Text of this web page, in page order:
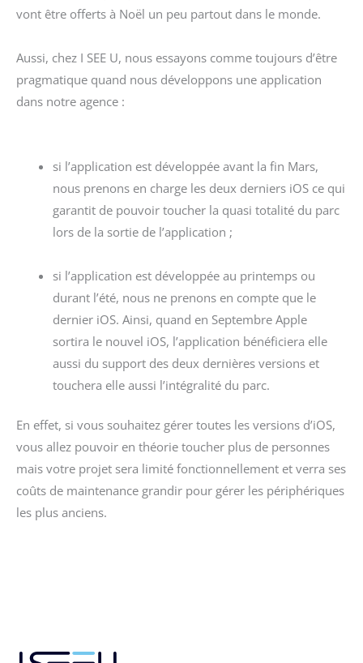
vont être offerts à Noël un peu partout dans le monde.
Aussi, chez I SEE U, nous essayons comme toujours d’être
pragmatique quand nous développons une application
dans notre agence :
si l’application est développée avant la fin Mars,
nous prenons en charge les deux derniers iOS ce qui
garantit de pouvoir toucher la quasi totalité du parc
lors de la sortie de l’application ;
si l’application est développée au printemps ou
durant l’été, nous ne prenons en compte que le
dernier iOS. Ainsi, quand en Septembre Apple
sortira le nouvel iOS, l’application bénéficiera elle
aussi du support des deux dernières versions et
touchera elle aussi l’intégralité du parc.
En effet, si vous souhaitez gérer toutes les versions d’iOS,
vous allez pouvoir en théorie toucher plus de personnes
mais votre projet sera limité fonctionnellement et verra ses
coûts de maintenance grandir pour gérer les périphériques
les plus anciens.